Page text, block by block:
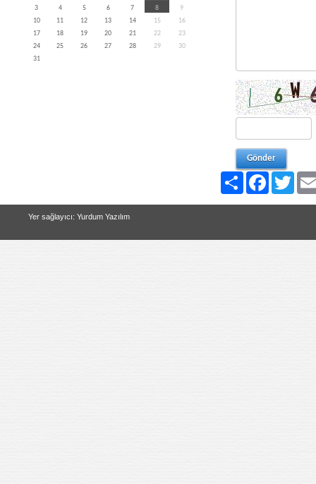
3
4 5 6 7 8
9
10
11 12 13 14 15
16
17
18 19 20 21 22
23
24
25 26 27 28 29
30
31
Paylaş Facebook
Yer sağlayıcı: Yurdum Yazılım